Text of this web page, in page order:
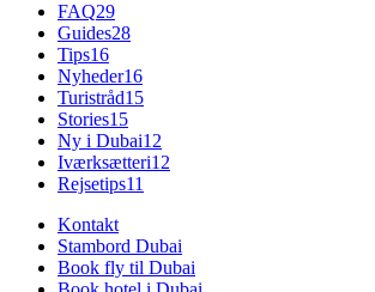
FAQ29
Guides28
Tips16
Nyheder16
Turistråd15
Stories15
Ny i Dubai12
Iværksætteri12
Rejsetips11
Kontakt
Stambord Dubai
Book fly til Dubai